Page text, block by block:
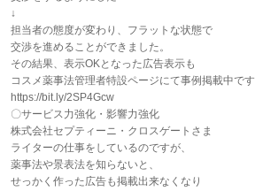
↓
担当者の態度が変わり、フラットな状態で
交渉を進めることができました。
その結果、表示OKとなった広告表示も
コスメ薬事法管理者特設ページにて事例掲載中です
https://bit.ly/2SP4Gcw
〇サービス力強化・影響力強化
株式会社セプティーニ・クロスゲートさま
ライターの仕事をしているのですが、
薬事法や景表法を知らないと、
せっかく作った広告も掲載出来なくなり